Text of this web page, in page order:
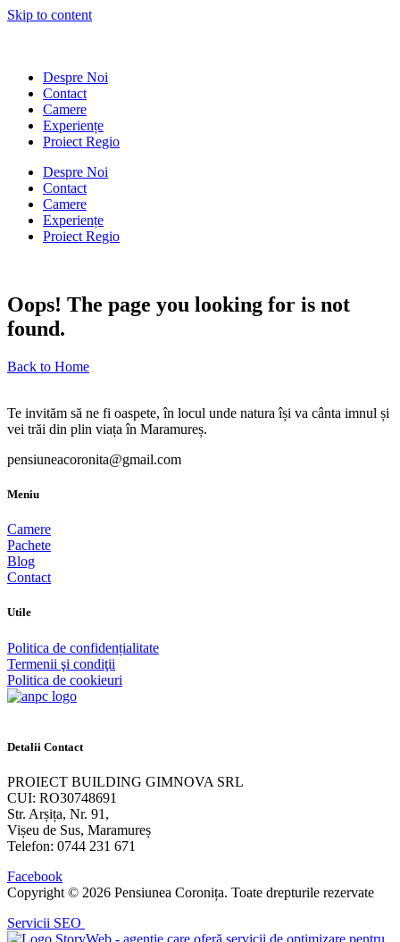
Skip to content
Despre Noi
Contact
Camere
Experiențe
Proiect Regio
Despre Noi
Contact
Camere
Experiențe
Proiect Regio
Oops! The page you looking for is not
found.
Back to Home
Te invităm să ne fi oaspete, în locul unde natura își va cânta imnul și
vei trăi din plin viața în Maramureș.
pensiuneacoronita@gmail.com
Meniu
Camere
Pachete
Blog
Contact
Utile
Politica de confidențialitate
Termenii şi condiţii
Politica de cookieuri
Detalii Contact
PROIECT BUILDING GIMNOVA SRL
CUI: RO30748691
Str. Arșița, Nr. 91,
Vișeu de Sus, Maramureș
Telefon: 0744 231 671
Facebook
Copyright © 2026 Pensiunea Coronița. Toate drepturile rezervate
Servicii SEO